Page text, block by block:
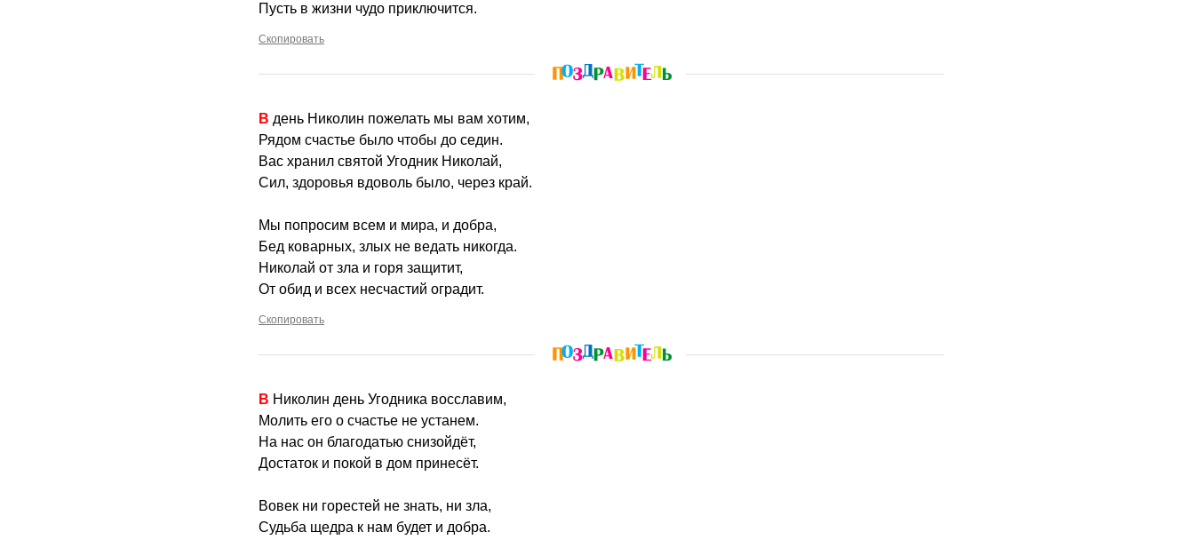
Пусть в жизни чудо приключится.
Скопировать
В день Николин пожелать мы вам хотим,
Рядом счастье было чтобы до седин.
Вас хранил святой Угодник Николай,
Сил, здоровья вдоволь было, через край.
Мы попросим всем и мира, и добра,
Бед коварных, злых не ведать никогда.
Николай от зла и горя защитит,
От обид и всех несчастий оградит.
Скопировать
В Николин день Угодника восславим,
Молить его о счастье не устанем.
На нас он благодатью снизойдёт,
Достаток и покой в дом принесёт.
Вовек ни горестей не знать, ни зла,
Судьба щедра к нам будет и добра.